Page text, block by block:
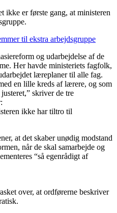
ikke er første gang, at ministeren
til ekstra arbejdsgruppe
og udarbejdelse af de
Her havde ministeriets fagfolk,
læreplaner til alle fag.
en lille kreds af lærere, og som
skriver de tre
ikke har tiltro til
at det skaber unødig modstand
når de skal samarbejde og
“så egenrådigt af
over, at ordførerne beskriver